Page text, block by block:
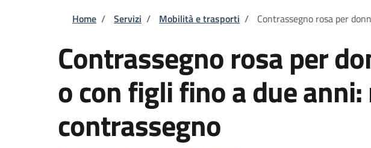
Briciole di pane
Home / Servizi / Mobilità e trasporti / Contrassegno rosa per
Contrassegno rosa per
o con figli fino a due
contrassegno